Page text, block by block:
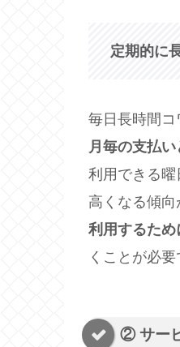
定期的に
毎日長時間コ
月毎の支払
利用できる
高くなる傾向
利用するた
くことが必要
② サー